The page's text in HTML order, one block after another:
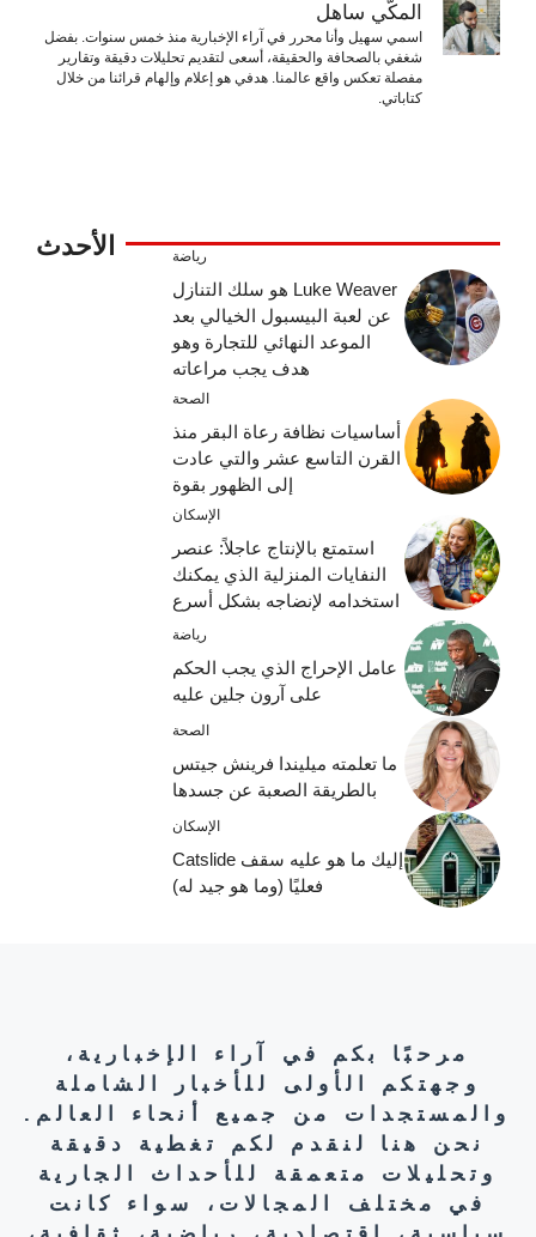
المكّي ساهل
اسمي سهيل وأنا محرر في آراء الإخبارية منذ خمس سنوات. بفضل
شغفي بالصحافة والحقيقة، أسعى لتقديم تحليلات دقيقة وتقارير
مفصلة تعكس واقع عالمنا. هدفي هو إعلام وإلهام قرائنا من خلال
كتاباتي.
الأحدث رياضة
Luke Weaver هو سلك التنازل
عن لعبة البيسبول الخيالي بعد
الموعد النهائي للتجارة وهو
هدف يجب مراعاته
الصحة
أساسيات نظافة رعاة البقر منذ
القرن التاسع عشر والتي عادت
إلى الظهور بقوة
الإسكان
استمتع بالإنتاج عاجلاً: عنصر
النفايات المنزلية الذي يمكنك
استخدامه لإنضاجه بشكل أسرع
رياضة
عامل الإحراج الذي يجب الحكم
على آرون جلين عليه
الصحة
ما تعلمته ميليندا فرينش جيتس
بالطريقة الصعبة عن جسدها
الإسكان
إليك ما هو عليه سقف Catslide
فعليًا (وما هو جيد له)
مرحبًا بكم في آراء الإخبارية،
وجهتكم الأولى للأخبار الشاملة
والمستجدات من جميع أنحاء العالم.
نحن هنا لنقدم لكم تغطية دقيقة
وتحليلات متعمقة للأحداث الجارية
في مختلف المجالات، سواء كانت